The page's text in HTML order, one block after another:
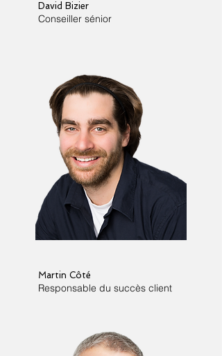
David Bizier
Conseiller sénior
Martin Côté
Responsable du succès client